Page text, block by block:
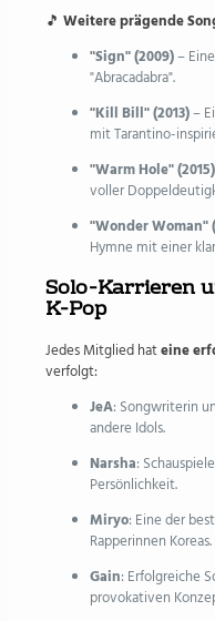
🎵 Weitere prägende
"Sign" (2009)–
"Abracadabra".
"Kill Bill" (2013)–
mit Tarantino-
"Warm Hole" (2015)
voller
"Wonder Woman"
Hymne mit einer
Solo-Karrieren
K-Pop
Jedes Mitglied hateine
verfolgt:
JeA: Songwriterin
andere Idols.
Narsha:
Persönlichkeit.
Miryo: Eine der
Rapperinnen Koreas.
Gain: Erfolgreiche
provokativen